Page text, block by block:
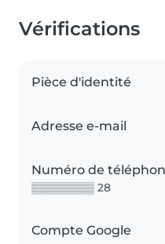
Vérifications
Pièce d'identité
Adresse e-mail
Numéro de
▒▒▒▒▒▒▒▒ 28
Compte Google